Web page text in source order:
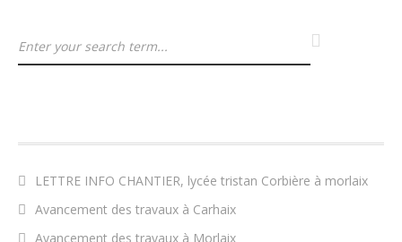
LETTRE INFO CHANTIER, lycée tristan Corbière à morlaix
Avancement des travaux à Carhaix
Avancement des travaux à Morlaix